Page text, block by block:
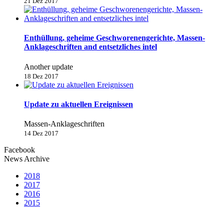
Enthüllung, geheime Geschworenengerichte, Massen-
Anklageschriften and entsetzliches intel
Another update
18 Dez 2017
Update zu aktuellen Ereignissen
Massen-Anklageschriften
14 Dez 2017
Facebook
News Archive
2018
2017
2016
2015